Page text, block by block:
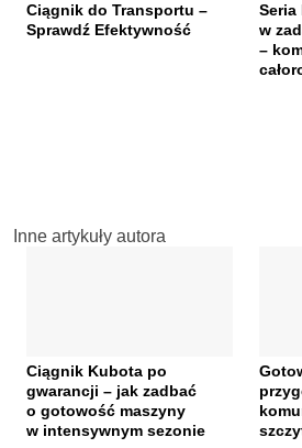
Ciągnik do Transportu –
Sprawdź Efektywność
Seria
w
–
Inne artykuły autora
Ciągnik Kubota po
gwarancji – jak zadbać
o gotowość maszyny
w intensywnym sezonie